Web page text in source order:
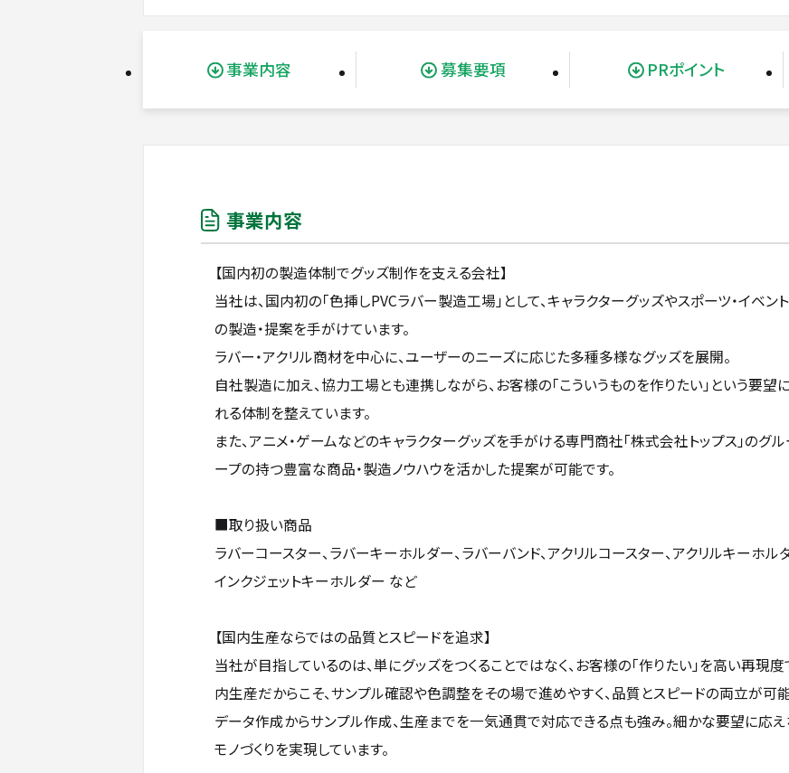
事業内容 募集要項 PRポイント
事業内容
【国内初の製造体制でグッズ制作を支える会社】
当社は、国内初の「色挿しPVCラバー製造工場」として、キャラクターグッズやスポーツ・イベ
の製造・提案を手がけています。
ラバー・アクリル商材を中心に、ユーザーのニーズに応じた多種多様なグッズを展開。
自社製造に加え、協力工場とも連携しながら、お客様の「こういうものを作りたい」という要望
れる体制を整えています。
また、アニメ・ゲームなどのキャラクターグッズを手がける専門商社「株式会社トップス」のグ
ープの持つ豊富な商品・製造ノウハウを活かした提案が可能です。
■取り扱い商品
ラバーコースター、ラバーキーホルダー、ラバーバンド、アクリルコースター、アクリルキーホルダ
インクジェットキーホルダー など
【国内生産ならではの品質とスピードを追求】
当社が目指しているのは、単にグッズをつくることではなく、お客様の「作りたい」を高い再現度
内生産だからこそ、サンプル確認や色調整をその場で進めやすく、品質とスピードの両立が可能
データ作成からサンプル作成、生産までを一気通貫で対応できる点も強み。細かな要望に応
モノづくりを実現しています。